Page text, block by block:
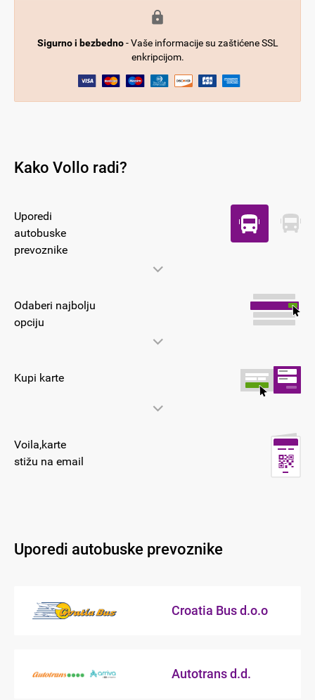
Sigurno i bezbedno- Vaše informacije su zaštićene SSL
enkripcijom.
Kako Vollo radi?
Uporedi
autobuske
prevoznike
Odaberi najbolju
opciju
Kupi karte
Voila,karte
stižu na email
Uporedi autobuske prevoznike
Croatia Bus d.o.o
Autotrans d.d.